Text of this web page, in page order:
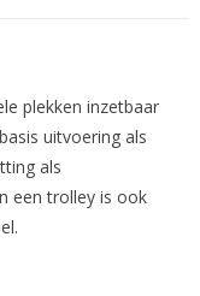
plekken inzetbaar
uitvoering als
als
een trolley is ook